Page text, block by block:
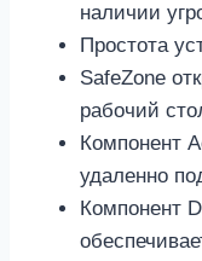
наличии
Простота
SafeZone
рабочий
Компонент
удаленно
Компонент